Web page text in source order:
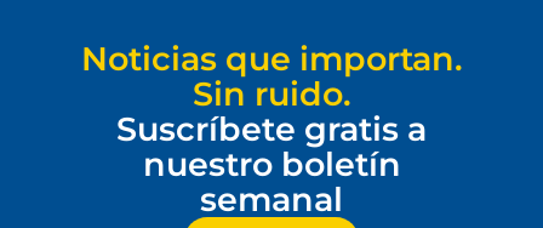
Noticias que importan.
Sin ruido.
Suscríbete gratis a
nuestro boletín
semanal